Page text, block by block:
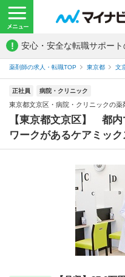
! 安心・安全な転職サポート
薬剤師の求人・転職TOP 東京都 文
正社員 病院・クリニック
東京都文京区・病院・クリニックの薬
【東京都文京区】 都
ワークがあるケアミッ